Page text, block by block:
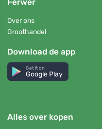
Ferwer
Over ons
Groothandel
Download de app
Get it on
Google Play
Alles over kopen